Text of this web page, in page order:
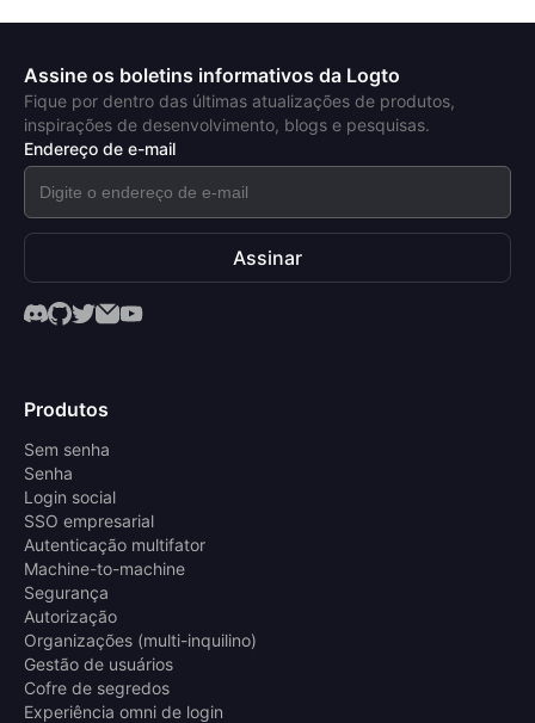
Assine os boletins informativos da Logto
Fique por dentro das últimas atualizações de produtos,
inspirações de desenvolvimento, blogs e pesquisas.
Endereço de e-mail
Assinar
Produtos
Sem senha
Senha
Login social
SSO empresarial
Autenticação multifator
Machine-to-machine
Segurança
Autorização
Organizações (multi-inquilino)
Gestão de usuários
Cofre de segredos
Experiência omni de login